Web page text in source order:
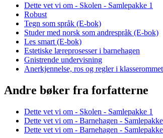
Dette vet vi om - Skolen - Samlepakke 1
Robust
Tegn som språk (E-bok)
Studer med norsk som andrespråk (E-bok)
Les smart (E-bok)
Estetiske læreprosesser i barnehagen
Gnistrende undervisning
Anerkjennelse, ros og regler i klasserommet
Andre bøker fra forfatterne
Dette vet vi om - Skolen - Samlepakke 1
Dette vet vi om - Barnehagen - Samlepakke
Dette vet vi om - Barnehagen -